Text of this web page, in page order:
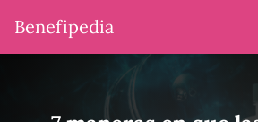
Benefipedia